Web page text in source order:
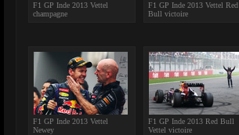
F1 GP Inde 2013 Vettel
champagne
F1 GP Inde 2013 Vettel Red
Bull victoire
F1 GP Inde 2013 Vettel
Newey
F1 GP Inde 2013 Red Bull
Vettel victoire